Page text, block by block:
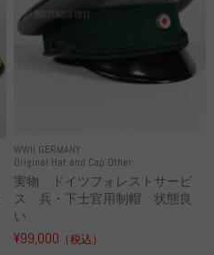
WWII GERMANY
Original Hat and Cap Other
実物 ドイツフォレストサービ
ス 兵・下士官用制帽 状態良
い...
¥99,000 （税込）